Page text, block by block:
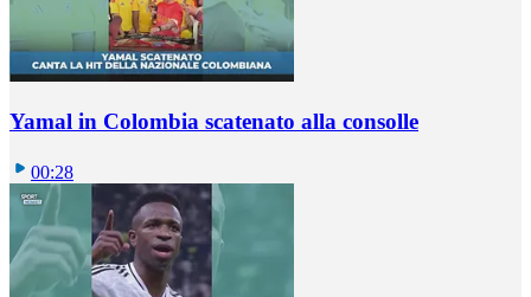
Yamal in Colombia scatenato alla consolle
00:28